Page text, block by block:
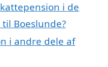
i de
Boeslunde?
i andre dele af